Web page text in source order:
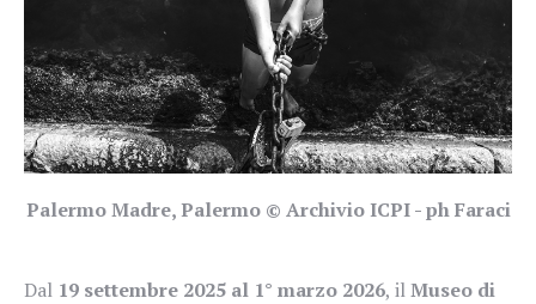
Palermo Madre, Palermo © Archivio ICPI - ph Faraci
Dal 19 settembre 2025 al 1° marzo 2026, ilMuseo di